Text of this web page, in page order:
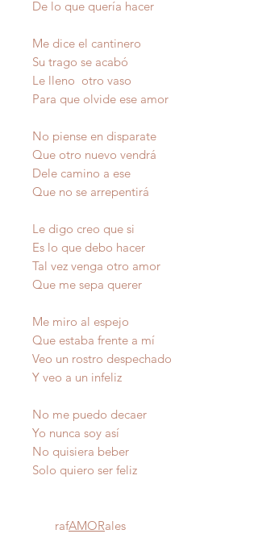
De lo que quería hacer
Me dice el cantinero
Su trago se acabó
Le lleno otro vaso
Para que olvide ese amor
No piense en disparate
Que otro nuevo vendrá
Dele camino a ese
Que no se arrepentirá
Le digo creo que si
Es lo que debo hacer
Tal vez venga otro amor
Que me sepa querer
Me miro al espejo
Que estaba frente a mí
Veo un rostro despechado
Y veo a un infeliz
No me puedo decaer
Yo nunca soy así
No quisiera beber
Solo quiero ser feliz
rafAMORales